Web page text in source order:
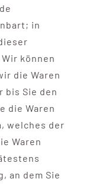
in
können
die Waren
bis Sie den
die Waren
welches der
Waren
an dem Sie